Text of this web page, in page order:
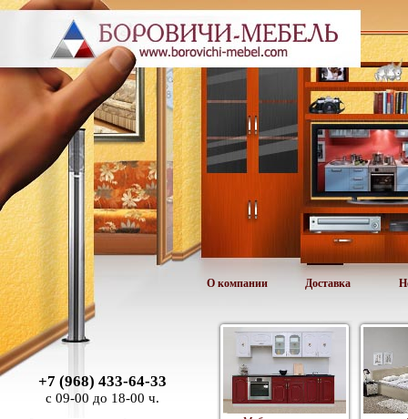
О компании Доставка
+7 (968) 433-64-33
с 09-00 до 18-00 ч.